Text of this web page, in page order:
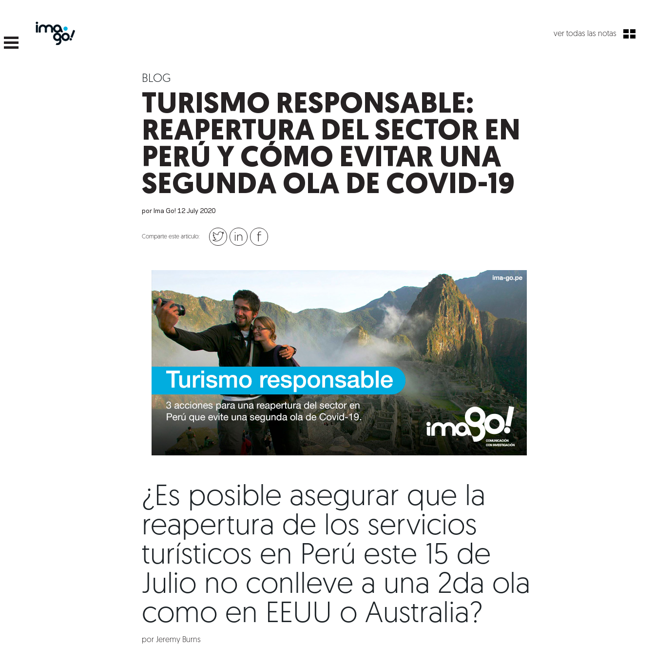
ver todas las notas
BLOG
TURISMO RESPONSABLE:
REAPERTURA DEL SECTOR EN
PERÚ Y CÓMO EVITAR UNA
SEGUNDA OLA DE COVID-19
por Ima Go! 12 July 2020
Comparte este artículo:
¿Es posible asegurar que la
reapertura de los servicios
turísticos en Perú este 15 de
Julio no conlleve a una 2da ola
como en EEUU o Australia?
por Jeremy Burns